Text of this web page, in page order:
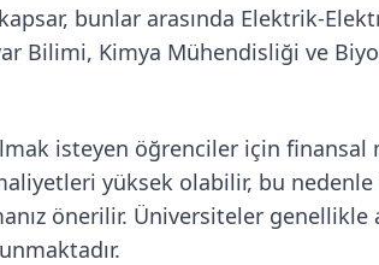
bunlar arasında Elektrik-
Bilimi, Kimya Mühendisliği ve
isteyen öğrenciler için finansal
yüksek olabilir, bu
önerilir. Üniversiteler genellikle